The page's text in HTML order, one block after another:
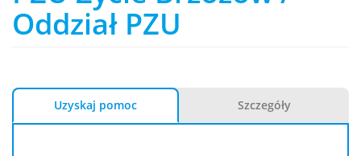
Oddział PZU
Uzyskaj pomoc Szczegóły